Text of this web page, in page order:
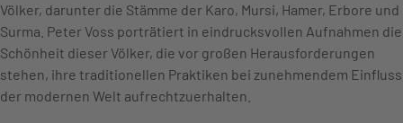
Völker, darunter die Stämme der Karo, Mursi, Hamer, Erbore und
Surma. Peter Voss porträtiert in eindrucksvollen Aufnahmen die
Schönheit dieser Völker, die vor großen Heraus­forderungen
stehen, ihre tradi­tionellen Praktiken bei zunehmendem Einfluss
der modernen Welt aufrechtzuerhalten.